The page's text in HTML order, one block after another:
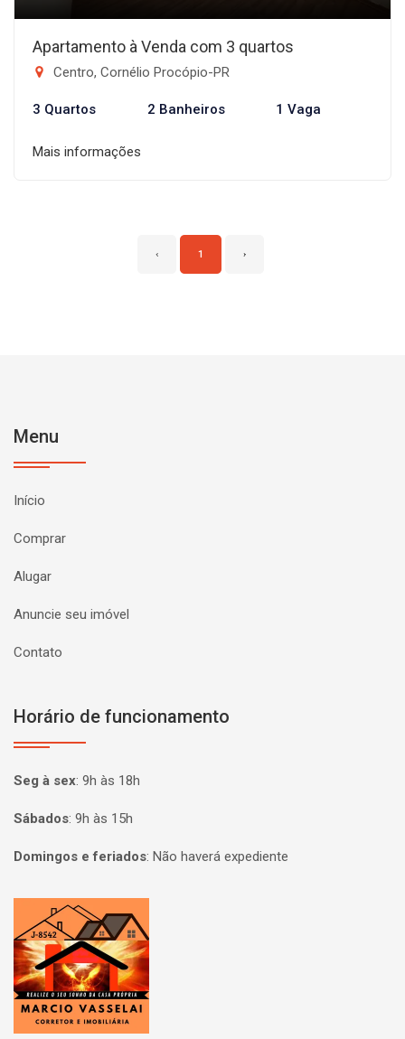
Apartamento à Venda com 3 quartos
Centro, Cornélio Procópio-PR
3 Quartos 2 Banheiros 1 Vaga
Mais informações
‹ 1 ›
Menu
Início
Comprar
Alugar
Anuncie seu imóvel
Contato
Horário de funcionamento
Seg à sex: 9h às 18h
Sábados: 9h às 15h
Domingos e feriados: Não haverá expediente
Página inicial